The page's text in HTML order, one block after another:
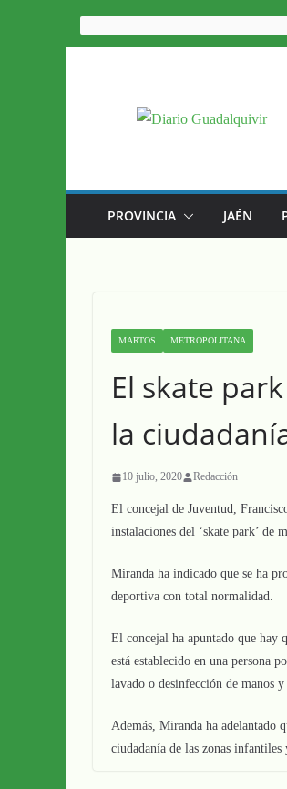
Saltar
al
PROVINCIA JAÉN
MARTOS METROPOLITANA
El skate
la
10 julio, 2020 Redacción
El concejal de Juventud,
instalaciones del ‘skate park’ de
Miranda ha indicado que se ha
deportiva con total normalidad.
El concejal ha apuntado que hay
está establecido en una persona
lavado o desinfección de manos
Además, Miranda ha adelantado
ciudadanía de las zonas infantiles